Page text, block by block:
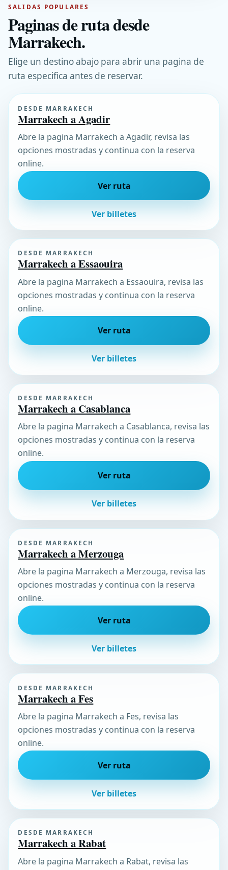
SALIDAS POPULARES
Paginas de ruta desde
Marrakech.
Elige un destino abajo para abrir una pagina de
ruta especifica antes de reservar.
DESDE MARRAKECH
Marrakech a Agadir
Abre la pagina Marrakech a Agadir, revisa las
opciones mostradas y continua con la reserva
online.
Ver ruta
Ver billetes
DESDE MARRAKECH
Marrakech a Essaouira
Abre la pagina Marrakech a Essaouira, revisa las
opciones mostradas y continua con la reserva
online.
Ver ruta
Ver billetes
DESDE MARRAKECH
Marrakech a Casablanca
Abre la pagina Marrakech a Casablanca, revisa las
opciones mostradas y continua con la reserva
online.
Ver ruta
Ver billetes
DESDE MARRAKECH
Marrakech a Merzouga
Abre la pagina Marrakech a Merzouga, revisa las
opciones mostradas y continua con la reserva
online.
Ver ruta
Ver billetes
DESDE MARRAKECH
Marrakech a Fes
Abre la pagina Marrakech a Fes, revisa las
opciones mostradas y continua con la reserva
online.
Ver ruta
Ver billetes
DESDE MARRAKECH
Marrakech a Rabat
Abre la pagina Marrakech a Rabat, revisa las